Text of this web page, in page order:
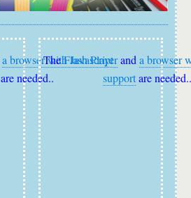
a browser with Javascript
are needed..
TheFlash Playeranda browser
supportare needed..